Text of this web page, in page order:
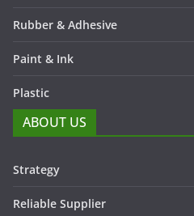
Rubber & Adhesive
Paint & Ink
Plastic
ABOUT US
Strategy
Reliable Supplier